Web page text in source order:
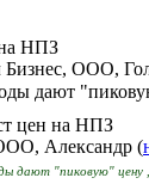
НПЗ
ООО,
дают
цен на НПЗ
Александр (
дают "пиковую" цену